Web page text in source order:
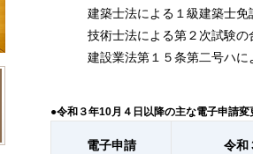
建築士法による１級建築士免
技術士法による第２次試験の
建設業法第１５条第二号ハ
●令和３年10月４日以降の主な電子申請変
電子申請 令和